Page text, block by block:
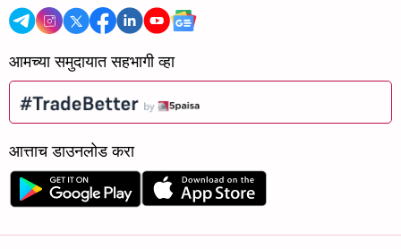
आमच्या समुदायात सहभागी व्हा
आत्ताच डाउनलोड करा